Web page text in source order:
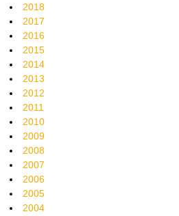
2018
2017
2016
2015
2014
2013
2012
2011
2010
2009
2008
2007
2006
2005
2004